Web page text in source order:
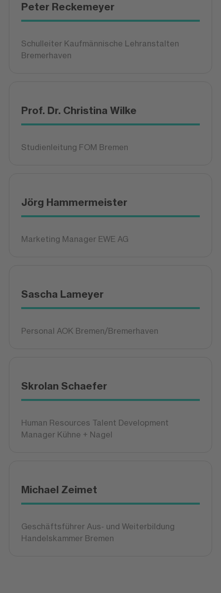
Peter Reckemeyer
Schulleiter Kaufmännische Lehranstalten
Bremerhaven
Prof. Dr. Christina Wilke
Studienleitung FOM Bremen
Jörg Hammermeister
Marketing Manager EWE AG
Sascha Lameyer
Personal AOK Bremen/Bremerhaven
Skrolan Schaefer
Human Resources Talent Development
Manager Kühne + Nagel
Michael Zeimet
Geschäftsführer Aus- und Weiterbildung
Handelskammer Bremen